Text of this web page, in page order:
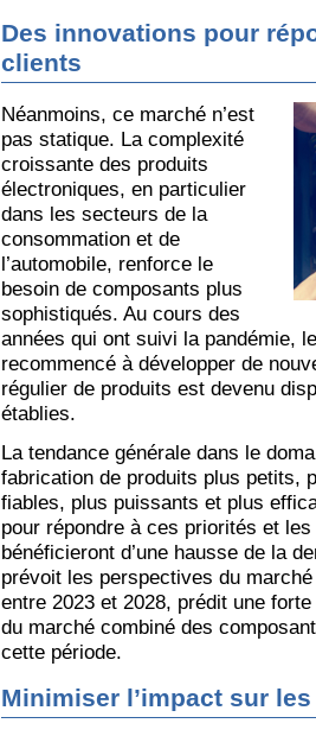
Des innovations pour
clients
Néanmoins, ce marché n’est
pas statique. La complexité
croissante des produits
électroniques, en particulier
dans les secteurs de la
consommation et de
l’automobile, renforce le
besoin de composants plus
sophistiqués. Au cours des
années qui ont suivi la pandémie,
recommencé à développer de
régulier de produits est devenu
établies.
La tendance générale dans le
fabrication de produits plus petits,
fiables, plus puissants et plus
pour répondre à ces priorités et
bénéficieront d’une hausse de la
prévoit les perspectives du
entre 2023 et 2028, prédit une
du marché combiné des
cette période.
Minimiser l’impact sur